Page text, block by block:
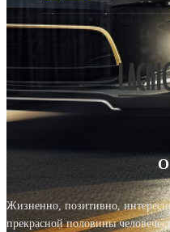
Жизненно, позитивно,
прекрасной половины